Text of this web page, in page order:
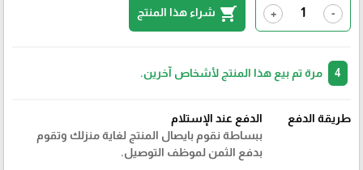
-
+
shopping_cart شراء هذا المنتج
مرة تم بيع هذا المنتج لأشخاص آخرين.
طريقة الدفع
الدفع عند الإستلام
ببساطة نقوم بايصال المنتج لغاية منزلك وتقوم
بدفع الثمن لموظف التوصيل.